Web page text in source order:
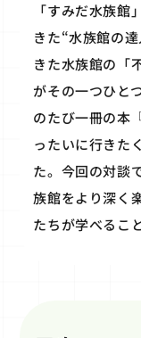
「すみだ水族館
きた“水族館の
きた水族館の「
がその一つひと
のたび一冊の本
ったいに行きた
た。今回の対談
族館をより深く
たちが学べるこ